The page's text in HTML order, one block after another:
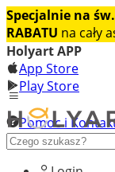
Specjalnie na
RABATU na cały
Holyart APP
App Store
Play Store
Pomoc i
+48 222 922 860